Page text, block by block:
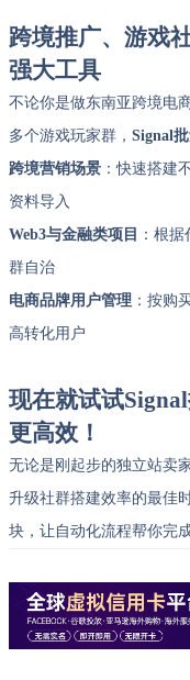
跨境推广、游戏
强大工具
不论你是做东南亚跨境电
多个游戏玩家群， Signal
跨境营销场景 ：快速搭建
资料导入
Web3与金融类项目 ：根
群自治
电商品牌用户管理 ：按购
高转化用户
现在就试试
更高效！
无论是刚起步的独立站卖
升级社群搭建效率的最佳
块，让自动化流程帮你完